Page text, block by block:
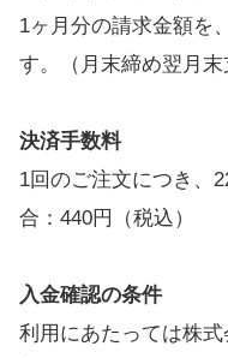
1ヶ月分の請求金額を
す。（月末締め翌月末
決済手数料
1回のご注文につき、
合：440円（税込）
入金確認の条件
利用にあたっては株